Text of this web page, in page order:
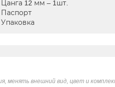
Цанга 12 мм – 1шт.
Паспорт
Упаковка
менять внешний вид, цвет и